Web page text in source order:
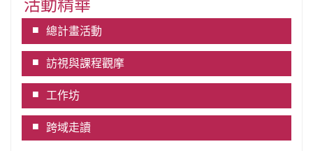
活動精華
總計畫活動
訪視與課程觀摩
工作坊
跨域走讀